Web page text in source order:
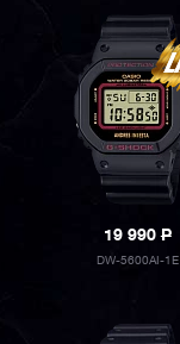
19 990P
DW-5600AI-1E